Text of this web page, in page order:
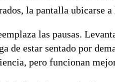
la pantalla ubicarse
las pausas.
de estar sentado por
pero funcionan